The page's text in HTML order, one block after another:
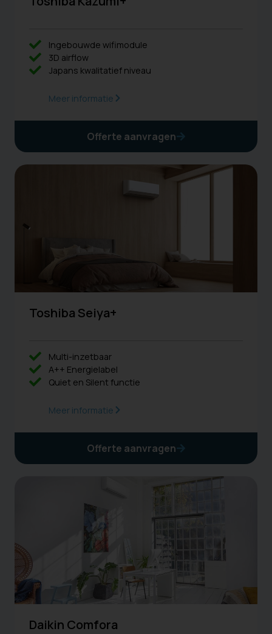
Ingebouwde wifimodule
3D airflow
Japans kwalitatief niveau
Meer informatie
Offerte aanvragen
Toshiba Seiya+
Multi-inzetbaar
A++ Energielabel
Quiet en Silent functie
Meer informatie
Offerte aanvragen
Daikin Comfora